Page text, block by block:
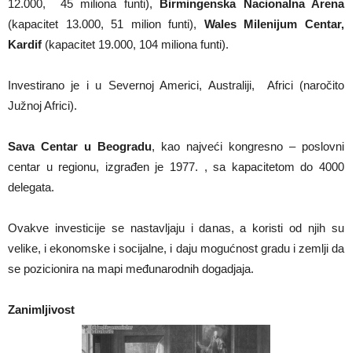
12.000, 45 miliona funti),
Birmingenska Nacionalna Arena
(kapacitet 13.000, 51 milion funti), Wales Milenijum Centar,
Kardif (kapacitet 19.000, 104 miliona funti).
Investirano je i u Severnoj Americi, Australiji, Africi (naročito
Južnoj Africi).
Sava Centar u Beogradu, kao najveći kongresno – poslovni
centar u regionu, izgrađen je 1977. , sa kapacitetom do 4000
delegata.
Ovakve investicije se nastavljaju i danas, a koristi od njih su
velike, i ekonomske i socijalne, i daju mogućnost gradu i zemlji da
se pozicionira na mapi međunarodnih dogadjaja.
Zanimljivost